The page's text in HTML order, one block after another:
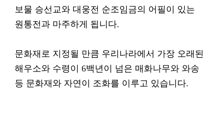
보물 승선교와 대웅전 순조임금의 어필이 있는
원통전과 마주하게 됩니다.
문화재로 지정될 만큼 우리나라에서 가장 오래된
해우소와 수령이 6백년이 넘은 매화나무와 와송
등 문화재와 자연이 조화를 이루고 있습니다.